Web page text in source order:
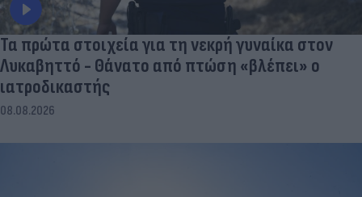
Τα πρώτα στοιχεία για τη νεκρή γυναίκα στον
Λυκαβηττό - Θάνατο από πτώση «βλέπει» ο
ιατροδικαστής
08.08.2026